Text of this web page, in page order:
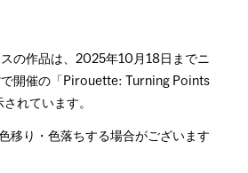
の作品は、2025年10月18日までニ
で開催の「Pirouette: Turning Points
れています。
移り・色落ちする場合がございます